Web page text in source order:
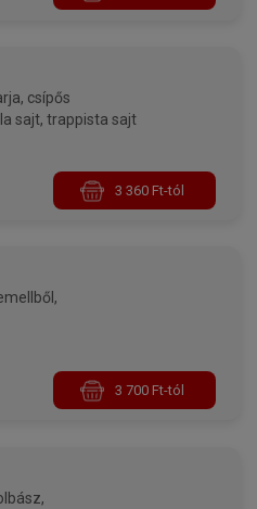
pepperoni paprika, mozzarella sajt, trappista sajt
3 360 Ft-tól
3 700 Ft-tól